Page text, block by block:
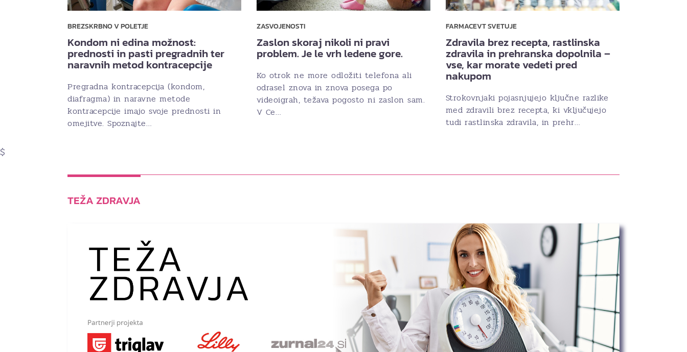
BREZSKRBNO V POLETJE
Kondom ni edina možnost:
prednosti in pasti pregradnih ter
naravnih metod kontracepcije
Pregradna kontracepcija (kondom,
diafragma) in naravne metode
kontracepcije imajo svoje prednosti in
omejitve. Spoznajte…
ZASVOJENOSTI
Zaslon skoraj nikoli ni pravi
problem. Je le vrh ledene gore.
Ko otrok ne more odložiti telefona ali
odrasel znova in znova posega po
videoigrah, težava pogosto ni zaslon sam.
V Ce…
FARMACEVT SVETUJE
Zdravila brez recepta, rastlinska
zdravila in prehranska dopolnila –
vse, kar morate vedeti pred
nakupom
Strokovnjaki pojasnjujejo ključne razlike
med zdravili brez recepta, ki vključujejo
tudi rastlinska zdravila, in prehr…
$
TEŽA ZDRAVJA